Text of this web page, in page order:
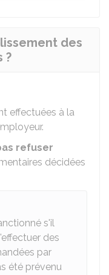
des
?
effectuées à la
refuser
décidées
s'il
des
par
été prévenu